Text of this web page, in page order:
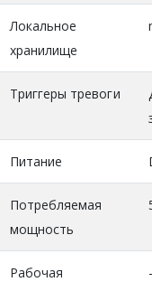
Локальное
хранилище
Триггеры тревоги
Питание
Потребляемая
мощность
Рабочая